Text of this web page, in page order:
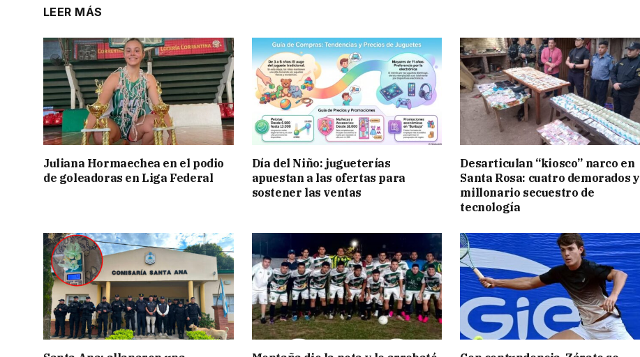
LEER MÁS
Juliana Hormaechea en el podio
de goleadoras en Liga Federal
Día del Niño: jugueterías
apuestan a las ofertas para
sostener las ventas
Desarticulan “kiosco” narco en
Santa Rosa: cuatro demorados y
millonario secuestro de
tecnología